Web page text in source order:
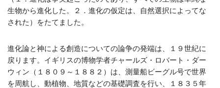
生物から進化した。２．進化の仮定は、自然選択によってな
された）をたてました。
進化論と神による創造についての論争の発端は、１９世紀に
戻ります。イギリスの博物学者チャールズ・ロバート・ダー
ウィン（１８０９～１８８２）は、測量船ビーグル号で世界
を周航し、動植物、地質などの基礎調査を行い、１８３５年